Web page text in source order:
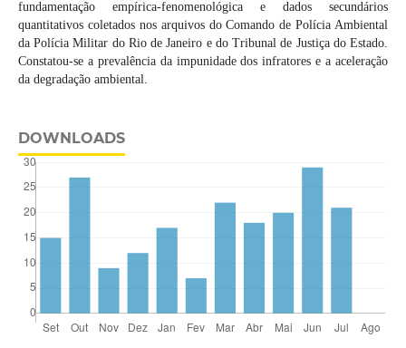
fundamentação empírica-fenomenológica e dados secundários
quantitativos coletados nos arquivos do Comando de Polícia Ambiental
da Polícia Militar do Rio de Janeiro e do Tribunal de Justiça do Estado.
Constatou-se a prevalência da impunidade dos infratores e a aceleração
da degradação ambiental.
DOWNLOADS